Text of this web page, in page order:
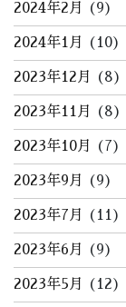
2024年2月 (9)
2024年1月 (10)
2023年12月 (8)
2023年11月 (8)
2023年10月 (7)
2023年9月 (9)
2023年7月 (11)
2023年6月 (9)
2023年5月 (12)